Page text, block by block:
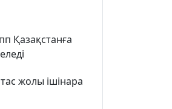
Қазақстанға
жолы ішінара